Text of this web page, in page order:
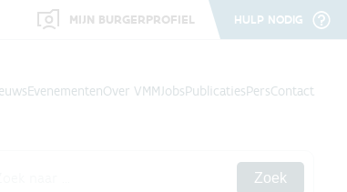
MIJN BURGERPROFIEL HULP NODIG
EvenementenOver VMMJobsPublicatiesPersContact
Zoek